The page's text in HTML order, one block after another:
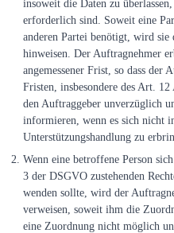
insoweit die Daten zu
erforderlich sind. Soweit eine
anderen Partei benötigt, wird
hinweisen. Der Auftragnehmer
angemessener Frist, so dass der
Fristen, insbesondere des Art.
den Auftraggeber unverzüglich
informieren, wenn es sich nicht
Unterstützungshandlung zu
Wenn eine betroffene Person
3 der DSGVO zustehenden
wenden sollte, wird der
verweisen, soweit ihm die
eine Zuordnung nicht möglich